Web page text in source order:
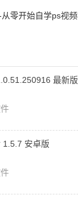
最新版
1.5.7 安卓版